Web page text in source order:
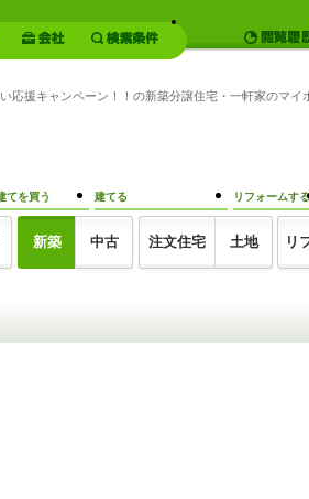
キャンペーン！！の新築分譲住宅・一軒家のマイ
てを買う
新築 中古
建てる
注文住宅 土地
リフォームする
リ